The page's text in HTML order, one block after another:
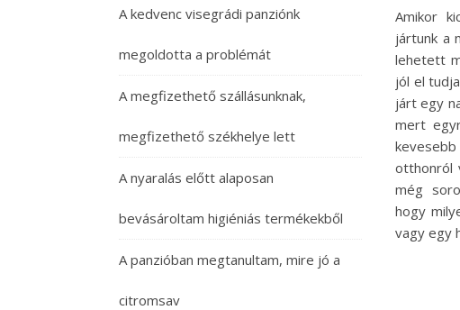
A kedvenc visegrádi panziónk
megoldotta a problémát
A megfizethető szállásunknak,
megfizethető székhelye lett
A nyaralás előtt alaposan
bevásároltam higiéniás termékekből
A panzióban megtanultam, mire jó a
citromsav
Amikor
jártunk a
lehetett
jól el
járt egy
mert
otthonról
még
hogy
vagy egy